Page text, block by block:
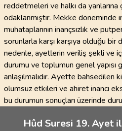
reddetmeleri ve halkı da yanlarına
odaklanmıştır. Mekke döneminde
muhataplarının inançsızlık ve
sorunlarla karşı karşıya olduğu
nedenle, ayetlerin veriliş şekli ve
durumu ve toplumun genel yapısı
anlaşılmalıdır. Ayette bahsedilen
olumsuz etkileri ve ahiret inancı
bu durumun sonuçları üzerinde
Hûd Suresi 19. Ayet